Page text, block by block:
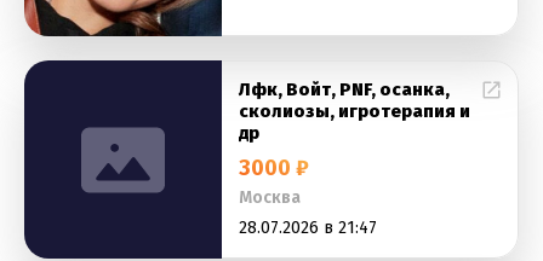
Лфк, Войт, PNF, осанка,
сколиозы, игротерапия и
др
3000 ₽
Москва
28.07.2026 в 21:47